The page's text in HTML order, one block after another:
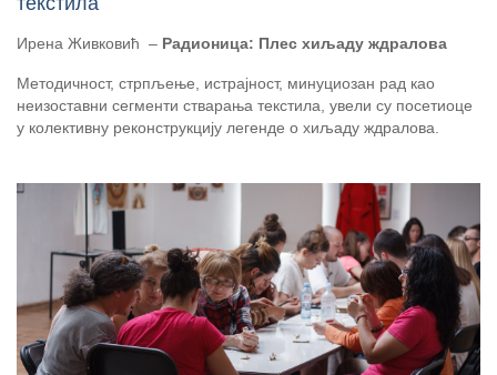
Ирена Живковић – Радионица: Плес хиљаду ждралова
Методичност, стрпљење, истрајност, минуциозан рад као
неизоставни сегменти стварања текстила, увели су посетиоце
у колективну реконструкцију легенде о хиљаду ждралова.